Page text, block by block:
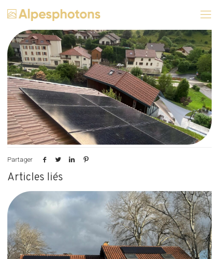
Partager
Articles liés